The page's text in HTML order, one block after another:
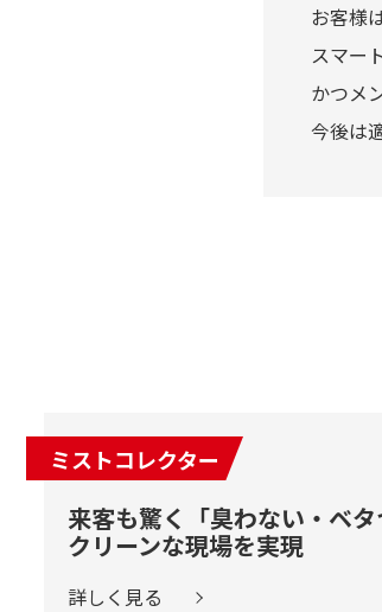
お客様
スマー
かつメ
今後は
ミストコレクター
来客も驚く「臭わない・ベタ
クリーンな現場を実現
詳しく見る